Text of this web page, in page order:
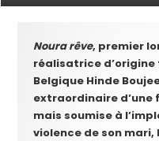
Noura rêve, premier
réalisatrice
Belgique Hinde
extraordinaire d’une
mais soumise à
violence de son